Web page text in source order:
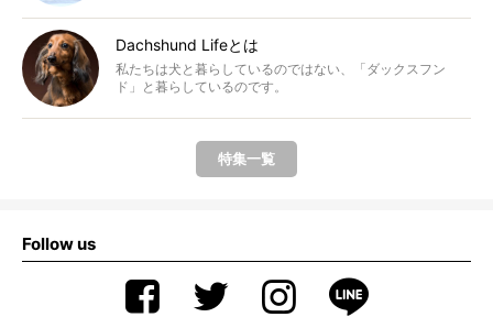
Dachshund Lifeとは
私たちは犬と暮らしているのではない、「ダックスフン
ド」と暮らしているのです。
特集一覧
Follow us